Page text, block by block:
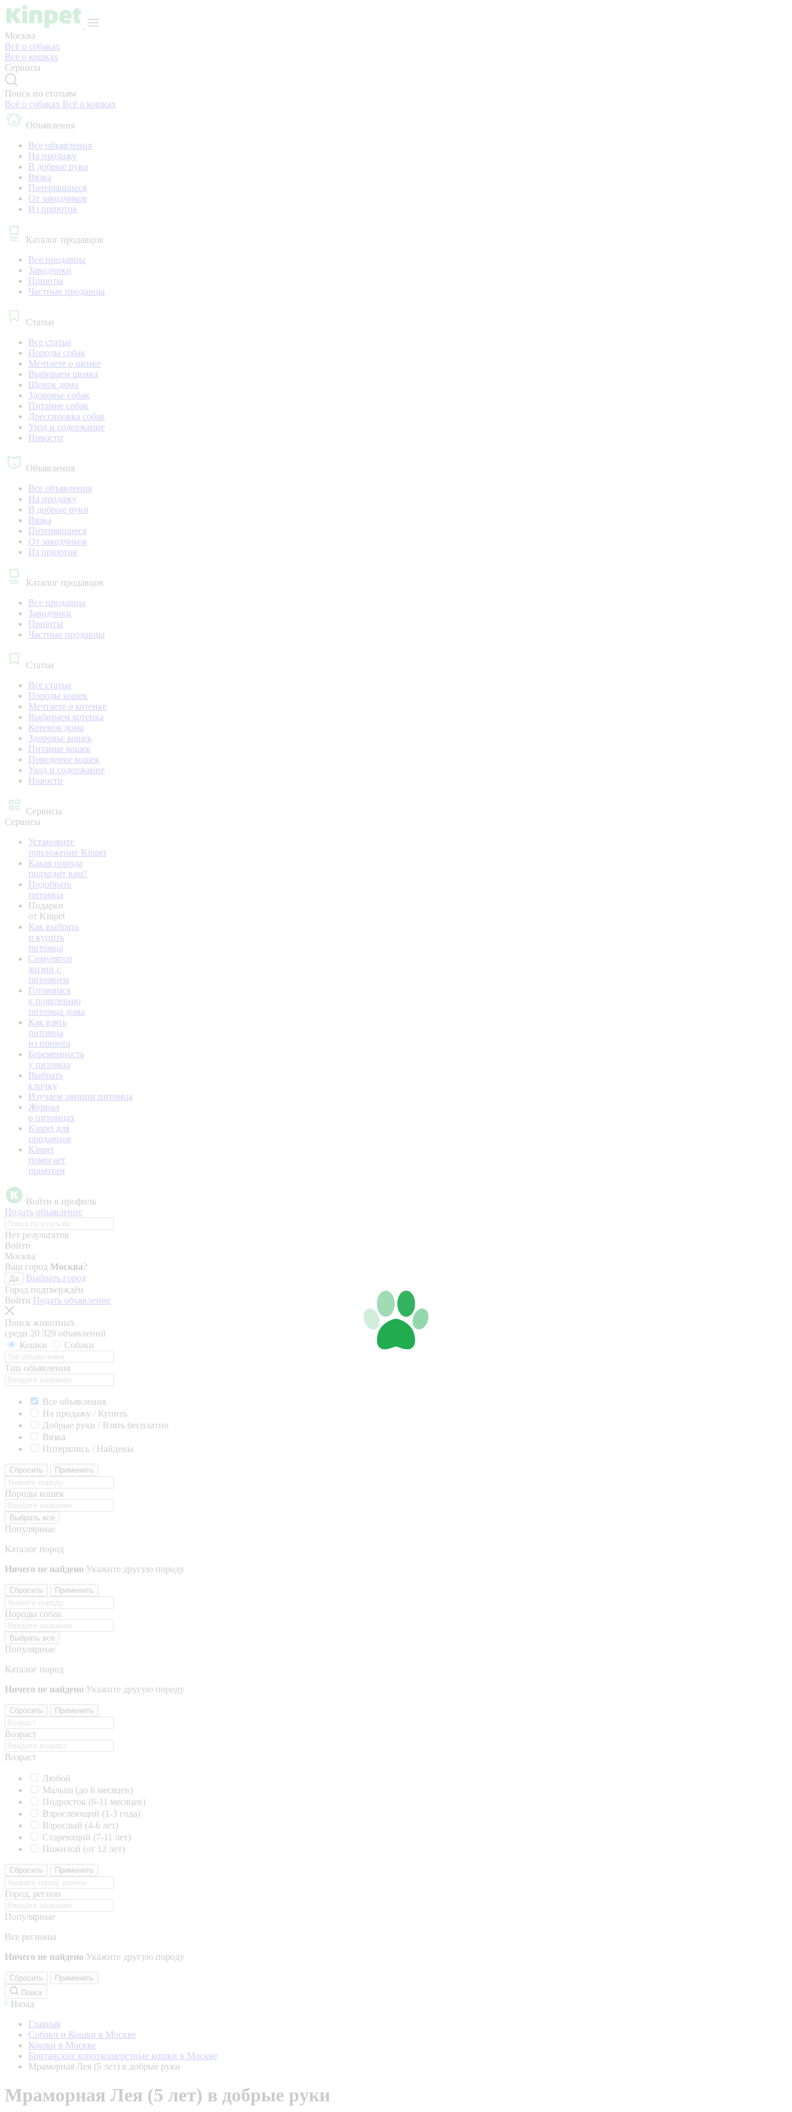
Москва
Всё о собаках
Всё о кошках
Сервисы
Поиск по статьям
Всё о собаках Всё о кошках
Объявления
Все объявления
На продажу
В добрые руки
Вязка
Потерявшиеся
От заводчиков
Из приютов
Каталог продавцов
Все продавцы
Заводчики
Приюты
Частные продавцы
Статьи
Все статьи
Породы собак
Мечтаете о щенке
Выбираем щенка
Щенок дома
Здоровье собак
Питание собак
Дрессировка собак
Уход и содержание
Новости
Объявления
Все объявления
На продажу
В добрые руки
Вязка
Потерявшиеся
От заводчиков
Из приютов
Каталог продавцов
Все продавцы
Заводчики
Приюты
Частные продавцы
Статьи
Все статьи
Породы кошек
Мечтаете о котенке
Выбираем котенка
Котенок дома
Здоровье кошек
Питание кошек
Поведение кошек
Уход и содержание
Новости
Сервисы
Сервисы
Установите
приложение Kinpet
Какая порода
подходит вам?
Подобрать
питомца
Подарки
от Kinpet
Как выбрать
и купить
питомца
Симулятор
жизни с
питомцем
Готовимся
к появлению
питомца дома
Как взять
питомца
из приюта
Беременность
у питомца
Выбрать
кличку
Изучаем эмоции питомца
Журнал
о питомцах
Kinpet для
продавцов
Kinpet
помогает
приютам
Войти в профиль
Подать объявление
Нет результатов
Войти
Москва
Ваш город Москва?
Да
Выбрать город
Город подтверждён
Войти Подать объявление
Поиск животных
среди 20 329 объявлений
Кошки
Собаки
Тип объявления
Все объявления
На продажу / Купить
Добрые руки / Взять бесплатно
Вязка
Потерялись / Найдены
Сбросить Применить
Породы кошек
Выбрать все
Популярные
Каталог пород
Ничего не найдено Укажите другую породу
Сбросить Применить
Породы собак
Выбрать все
Популярные
Каталог пород
Ничего не найдено Укажите другую породу
Сбросить Применить
Возраст
Возраст
Любой
Малыш (до 6 месяцев)
Подросток (6-11 месяцев)
Взрослеющий (1-3 года)
Взрослый (4-6 лет)
Стареющий (7-11 лет)
Пожилой (от 12 лет)
Сбросить Применить
Город, регион
Популярные
Все регионы
Ничего не найдено Укажите другую породу
Сбросить
Применить
Поиск
Назад
Главная
Собаки и Кошки в Москве
Кошки в Москве
Британские короткошерстные кошки в Москве
Мраморная Лея (5 лет) в добрые руки
Мраморная Лея (5 лет) в добрые руки